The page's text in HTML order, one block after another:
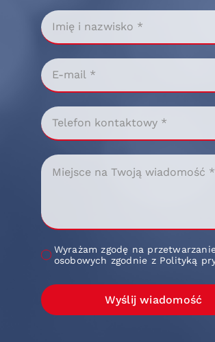
Wyrażam zgodę na
osobowych zgodnie z Polityką
Wyślij wiadomość